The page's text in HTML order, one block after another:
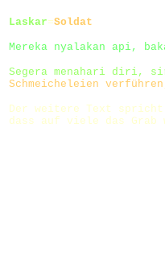
Laskar=Soldat
Mereka nyalakan api,
Segera menahari diri,
Schmeicheleien
Der weitere Text spricht
dass auf viele das Grab